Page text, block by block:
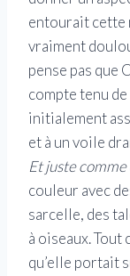
entourait cette
vraiment
pense pas que
compte tenu
initialement
et à un voile
Et juste comme
couleur avec
sarcelle, des
à oiseaux.Tout
qu’elle portait